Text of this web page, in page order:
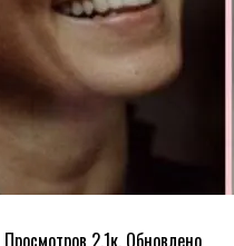
Просмотров 2.1к. Обновлено